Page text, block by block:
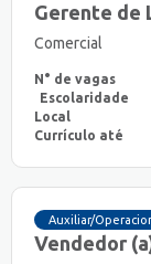
Gerente de
Comercial
N° de vagas
Escolaridade
Local
Currículo até
Auxiliar/
Vendedor